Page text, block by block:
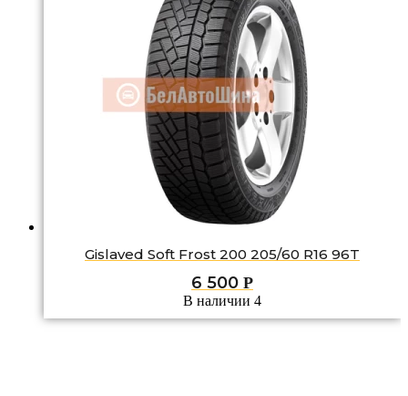
Gislaved Soft Frost 200 205/60 R16 96T
6 500 Р
В наличии 4